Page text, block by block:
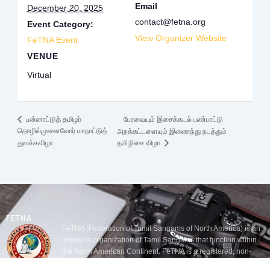
December 20, 2025
Event Category:
FeTNA Event
VENUE
Virtual
Email
contact@fetna.org
View Organizer Website
பன்னாட்டுத் தமிழர்
தொழில்முனைவோர் மாநாட்டுத்
துவக்கவிழா
பேரவையும் இசைக்கடல் பண்பாட்டு
அறக்கட்டளையும் இணைந்து நடத்தும்
தமிழிசை விழா
FETNA
FeTNA (Federation of Tamil Sangams of North America) is an
umbrella organization of Tamil Sangams that function within
the North American Continent. FeTNA is a registered, non-